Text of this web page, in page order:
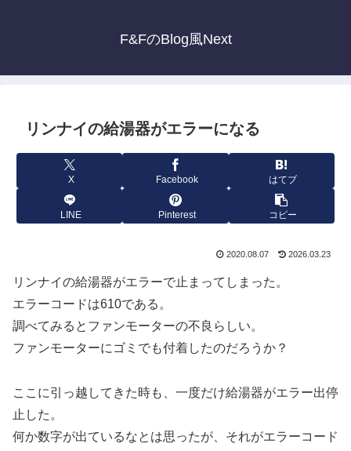
F&FのBlog風Next
リンナイの給湯器がエラーになる
X Facebook はてブ
LINE Pinterest コピー
2020.08.07 2026.03.23
リンナイの給湯器がエラーで止まってしまった。
エラーコードは610である。
調べてみるとファンモーターの不良らしい。
ファンモーターにゴミでも付着したのだろうか？
ここに引っ越してきた時も、一度だけ給湯器がエラー出停
止した。
何か数字が出ているなとは思ったが、それがエラーコード